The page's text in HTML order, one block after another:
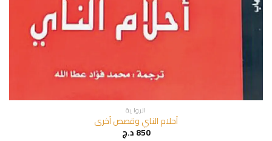
الروا ية
أحلام الناي وقصص أخرى
850د.ج